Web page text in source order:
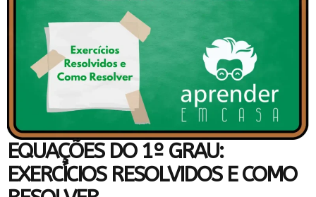
EQUAÇÕES DO 1º GRAU:
EXERCÍCIOS RESOLVIDOS E COMO